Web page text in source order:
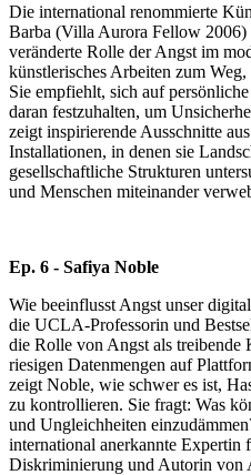
Die international renommierte
Barba (Villa Aurora Fellow 2006)
veränderte Rolle der Angst im
künstlerisches Arbeiten zum
Sie empfiehlt, sich auf
daran festzuhalten, um
zeigt inspirierende Ausschnitte
Installationen, in denen sie
gesellschaftliche Strukturen
und Menschen miteinander
Ep. 6 - Safiya Noble
Wie beeinflusst Angst unser
die UCLA-Professorin und
die Rolle von Angst als treibende
riesigen Datenmengen auf
zeigt Noble, wie schwer es ist,
zu kontrollieren. Sie fragt: Was
und Ungleichheiten
international anerkannte Expertin
Diskriminierung und Autorin von